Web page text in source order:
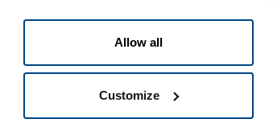
Allow all
Customize